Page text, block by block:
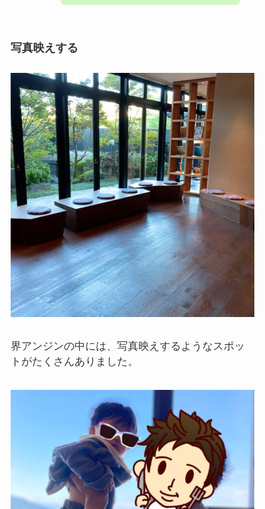
写真映えする
界アンジンの中には、写真映えするようなスポッ
トがたくさんありました。